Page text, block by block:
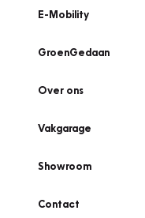
E-Mobility
GroenGedaan
Over ons
Vakgarage
Showroom
Contact